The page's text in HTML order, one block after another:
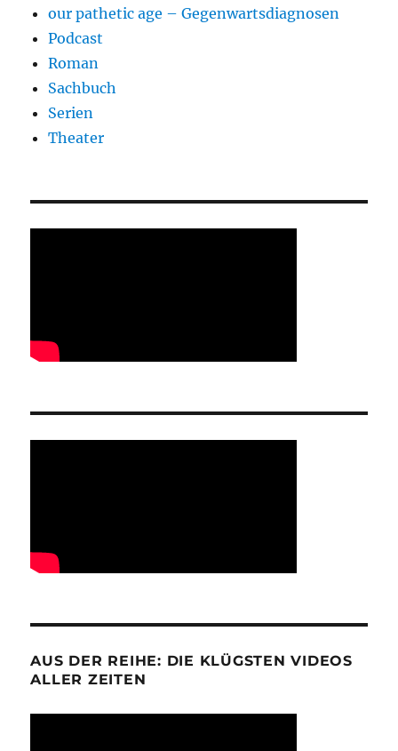
our pathetic age – Gegenwartsdiagnosen
Podcast
Roman
Sachbuch
Serien
Theater
AUS DER REIHE: DIE KLÜGSTEN VIDEOS
ALLER ZEITEN